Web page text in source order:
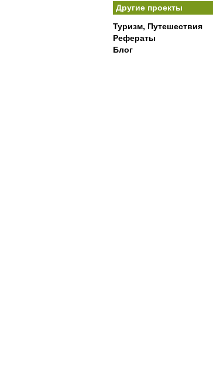
Другие проекты
Туризм, Путешествия
Рефераты
Блог